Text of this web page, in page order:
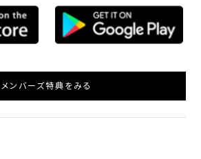
メンバーズ特典をみる